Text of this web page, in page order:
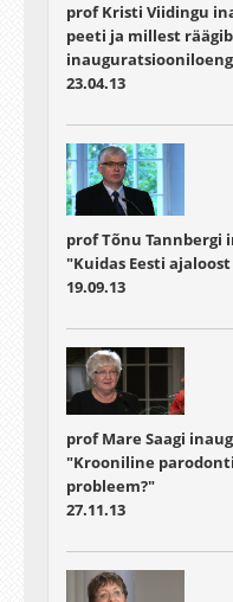
prof Kristi Viidingu
peeti ja millest
23.04.13
prof Tõnu
"Kuidas Eesti
19.09.13
prof Mare Saagi
"Krooniline
probleem?"
27.11.13